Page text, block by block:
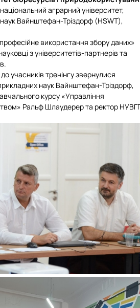
аграрний університет,
Вайнштефан-Тріздорф (HSWT),
використання збору даних»
з університетів-партнерів та
учасників тренінгу звернулися
наук Вайнштефан-Тріздорф,
курсу «Управління
Ральф Шлаудерер та ректор